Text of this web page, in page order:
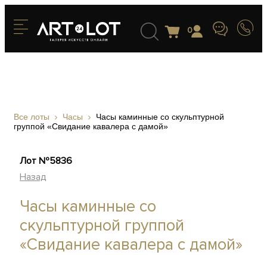
0
Все лоты Часы
Часы каминные со скульптурной
группой «Свидание кавалера с дамой»
Лот №5836
Назад
Часы каминные со
скульптурной группой
«Свидание кавалера с дамой»